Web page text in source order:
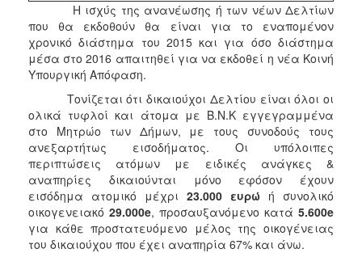
Η ισχύς της ανανέωσης ή των νέων Δελτίων
που θα εκδοθούν θα είναι για το εναπομένον
χρονικό διάστημα του 2015 και για όσο διάστημα
μέσα στο 2016 απαιτηθεί για να εκδοθεί η νέα Κοινή
Υπουργική Απόφαση.
Τονίζεται ότι δικαιούχοι Δελτίου είναι όλοι οι
ολικά τυφλοί και άτομα με Β.Ν.Κ εγγεγραμμένα
στο Μητρώο των Δήμων, με τους συνοδούς τους
ανεξαρτήτως εισοδήματος. Οι υπόλοιπες
περιπτώσεις ατόμων με ειδικές ανάγκες &
αναπηρίες δικαιούνται μόνο εφόσον έχουν
εισόδημα ατομικό μέχρι 23.000 ευρώ ή συνολικό
οικογενειακό 29.000e, προσαυξανόμενο κατά 5.600e
για κάθε προστατευόμενο μέλος της οικογένειας
του δικαιούχου που έχει αναπηρία 67% και άνω.